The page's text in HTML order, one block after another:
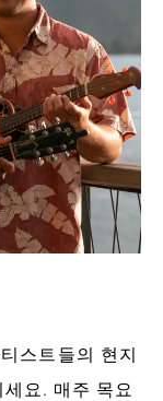
스트들의 현지
요. 매주 목요